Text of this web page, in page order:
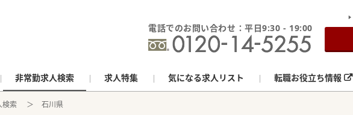
電話でのお問い合わせ：平日9:30 - 19:00
非常勤求人検索 求人特集 気になる求人リスト 転職お役立ち情報
検索 石川県